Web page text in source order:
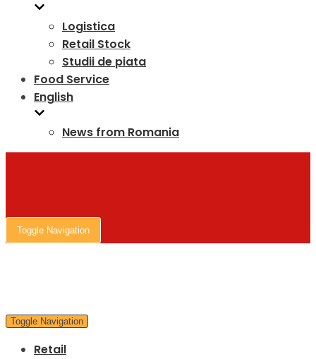
Logistica
Retail Stock
Studii de piata
Food Service
English
News from Romania
Toggle Navigation
Toggle Navigation
Retail